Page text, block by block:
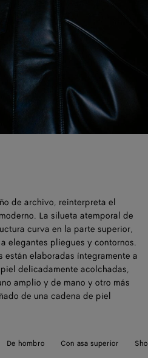
de archivo, reinterpreta el
La silueta atemporal de
curva en la parte superior,
elegantes pliegues y contornos.
están elaboradas íntegramente a
delicadamente acolchadas,
amplio y de mano y otro más
de una cadena de piel
De hombro Con asa superior